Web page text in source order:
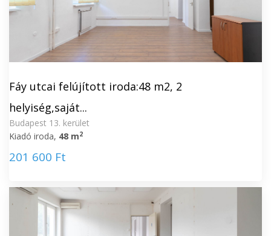
Fáy utcai felújított iroda:48 m2, 2
helyiség,saját...
Budapest 13. kerület
Kiadó iroda, 48 m2
201 600 Ft